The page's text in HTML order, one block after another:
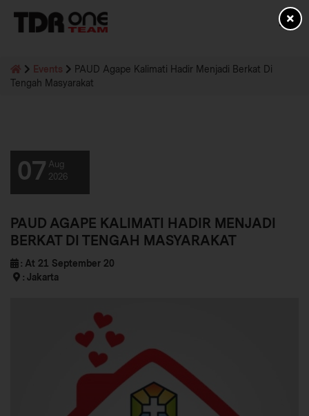
Events
PAUD Agape Kalimati Hadir Menjadi Berkat Di
Tengah Masyarakat
07 Aug
2026
PAUD AGAPE KALIMATI HADIR MENJADI
BERKAT DI TENGAH MASYARAKAT
At 21 September 20
Jakarta